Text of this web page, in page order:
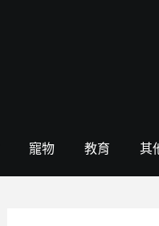
寵物 教育 其